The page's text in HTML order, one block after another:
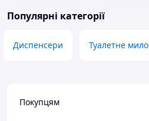
Популярні категорії
Диспенсери Туалетне мило
Покупцям